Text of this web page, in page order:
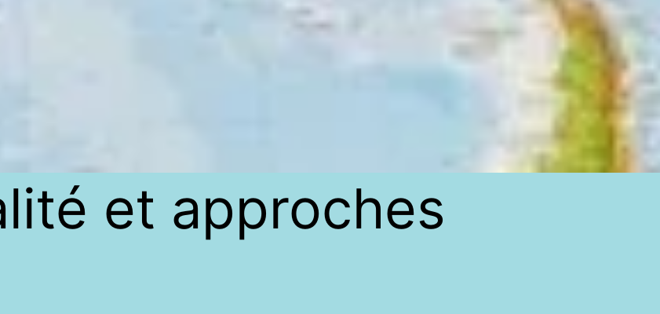
et approches